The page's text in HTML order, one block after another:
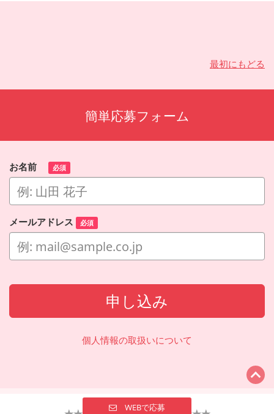
最初にもどる
簡単応募フォーム
お名前 必須
メールアドレス 必須
申し込み
個人情報の取扱いについて
WEBで応募